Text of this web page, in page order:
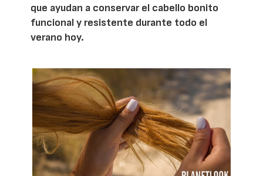
que ayudan a conservar el cabello bonito
funcional y resistente durante todo el
verano hoy.